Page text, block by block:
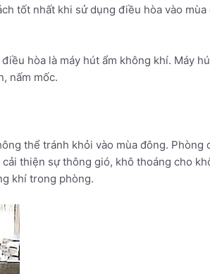
tốt nhất khi sử dụng điều hòa vào
hòa là máy hút ẩm không khí. Máy
nấm mốc.
thể tránh khỏi vào mùa đông. Phòng
thiện sự thông gió, khô thoáng cho
khí trong phòng.